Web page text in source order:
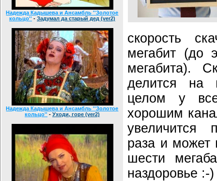
Надежда Кадышева и Ансамбль ''Золотое
кольцо'' - Задумал да старый дед (ver2)
Надежда Кадышева и Ансамбль ''Золотое
кольцо'' - Уходи, горе (ver2)
скорость
мегабит (до
мегабита).
делится на
целом у
хорошим
увеличится
раза и может
шести
наздоровье :-)